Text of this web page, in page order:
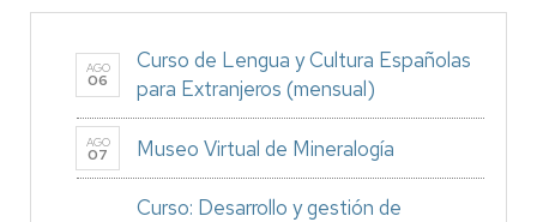
AGO
06
Curso de Lengua y Cultura Españolas
para Extranjeros (mensual)
AGO
07 Museo Virtual de Mineralogía
Curso: Desarrollo y gestión de